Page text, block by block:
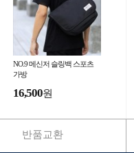
NO.9 메신저 슬링백 스포츠
가방
16,500원
반품교환